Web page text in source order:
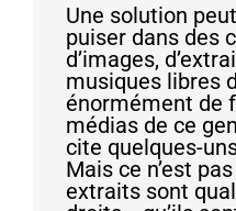
Une solution
puiser dans des
d’images,
musiques libres
énormément de
médias de ce
cite quelques-
Mais ce n’est
extraits sont